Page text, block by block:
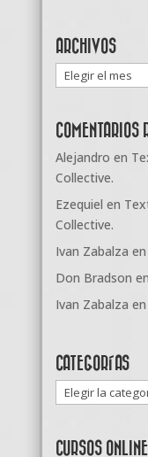
ARCHIVOS
Archivos
COMENTARIOS
Alejandro en
Collective.
Ezequiel en
Collective.
Ivan Zabalza en
Don Bradson en
Ivan Zabalza en
CATEGORÍAS
Categorías
CURSOS ONLINE